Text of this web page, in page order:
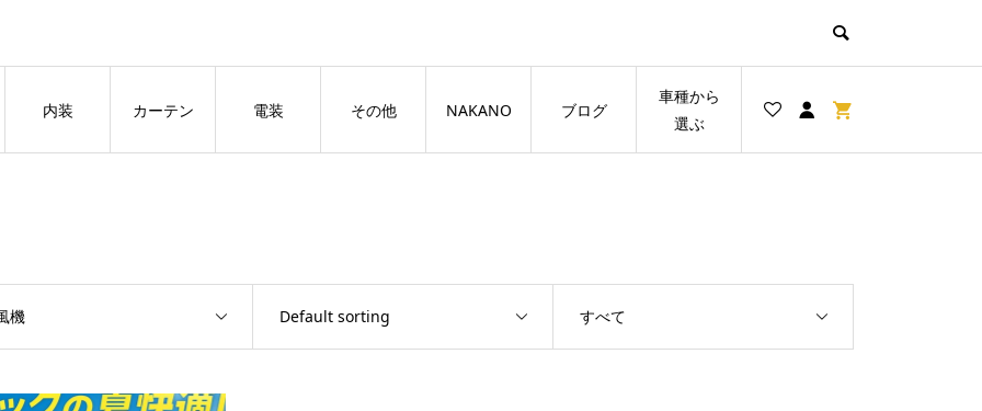
内装 カーテン 電装 その他 NAKANO ブログ
車種から
選ぶ
機 Default sorting すべて